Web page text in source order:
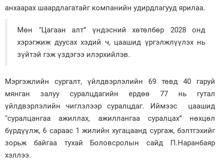
анхаарах шаардлагатайг компанийн удирдлагууд ярилаа.
Мөн “Цагаан алт” үндэсний хөтөлбөр 2028 онд
хэрэгжиж дуусах хэдий ч, цаашид үргэлжлүүлэх нь
зүйтэй гэж үздэгээ илэрхийлэв.
Мэргэжлийн сургалт, үйлдвэрлэлийн 69 төвд 40 гаруй
мянган залуу суралцдагийн ердөө 77 нь гутал
үйлдвэрлэлийн чиглэлээр суралцдаг. Иймээс цаашид
“суралцангаа ажиллах, ажиллангаа суралцах” нөхцөл
бүрдүүлж, 6 сараас 1 жилийн хугацаанд сургаж, бэлтгэхийг
зорьж байгаа тухай Боловсролын сайд П.Наранбаяр
хэллээ.